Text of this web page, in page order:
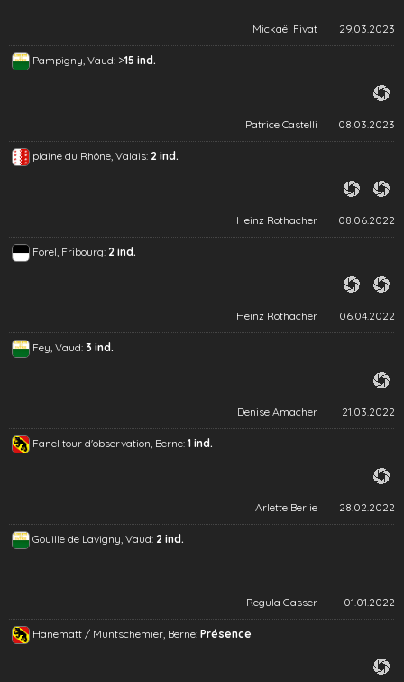
Mickaël Fivat 29.03.2023
Pampigny, Vaud: >15 ind.
Patrice Castelli 08.03.2023
plaine du Rhône, Valais: 2 ind.
Heinz Rothacher 08.06.2022
Forel, Fribourg: 2 ind.
Heinz Rothacher 06.04.2022
Fey, Vaud: 3 ind.
Denise Amacher 21.03.2022
Fanel tour d'observation, Berne: 1 ind.
Arlette Berlie 28.02.2022
Gouille de Lavigny, Vaud: 2 ind.
Regula Gasser 01.01.2022
Hanematt / Müntschemier, Berne: Présence